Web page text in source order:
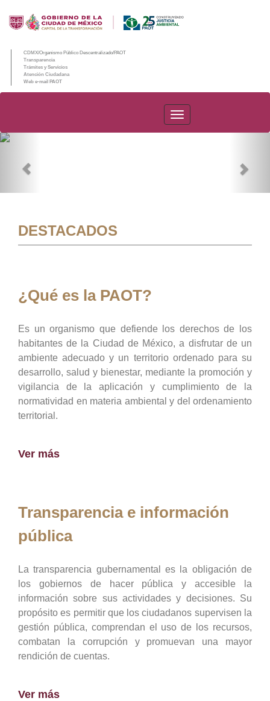
CDMX/Organismo Público Descentralizado/PAOT
Transparencia
Trámites y Servicios
Atención Ciudadana
Web e-mail PAOT
PAOT
DESTACADOS
¿Qué es la PAOT?
Es un organismo que defiende los derechos de los
habitantes de la Ciudad de México, a disfrutar de un
ambiente adecuado y un territorio ordenado para su
desarrollo, salud y bienestar, mediante la promoción y
vigilancia de la aplicación y cumplimiento de la
normatividad en materia ambiental y del ordenamiento
territorial.
Ver más
Transparencia e información
pública
La transparencia gubernamental es la obligación de
los gobiernos de hacer pública y accesible la
información sobre sus actividades y decisiones. Su
propósito es permitir que los ciudadanos supervisen la
gestión pública, comprendan el uso de los recursos,
combatan la corrupción y promuevan una mayor
rendición de cuentas.
Ver más